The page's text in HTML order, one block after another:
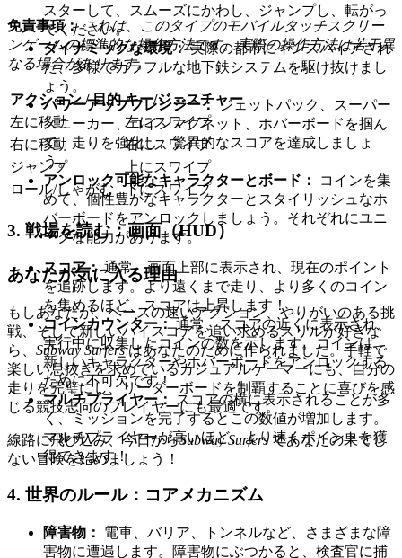
スターして、スムーズにかわし、ジャンプし、転がっ
てください。
ダイナミックな環境：実際の都市にインスパイアされ
た、多様でカラフルな地下鉄システムを駆け抜けまし
ょう。
パワーアップフレンジー：ジェットパック、スーパー
スニーカー、コインマグネット、ホバーボードを掴ん
で、走りを強化し、驚異的なスコアを達成しましょ
う。
アンロック可能なキャラクターとボード：
コインを集
めて、個性豊かなキャラクターとスタイリッシュなホ
バーボードをアンロックしましょう。それぞれにユニ
ークな能力があります。
あなたが気に入る理由
もしあなたが、ペースの速いアクション、やりがいのある挑
戦、そして新しいハイスコアを追い求めるスリルが好きな
ら、 Subway Surfersはあなたのために作られました。手軽で
楽しい息抜きを求めているカジュアルゲーマーにも、自分の
走りを完璧にし、リーダーボードを制覇することに喜びを感
じる競技志向のプレイヤーにも最適です。
線路に飛び込み、今日からSubway Surfersであなたの果てし
ない冒険を始めましょう！
免責事項： これは、このタイプのモバイルタッチスクリー
ンゲームの標準的な操作方法です。実際の操作方法は若干異
なる場合があります。
アクション / 目的 キー/ジェスチャー
左に移動
左にスワイプ
右に移動
右にスワイプ
ジャンプ
上にスワイプ
ロール/しゃがむ
下にスワイプ
3. 戦場を読む：画面（HUD）
スコア：通常、画面上部に表示され、現在のポイント
を追跡します。より遠くまで走り、より多くのコイン
を集めるほど、スコアは上昇します！
コインカウンター：通常、スコアの近くに表示され、
実行中に収集したコインの数を示します。コインは、
新しいキャラクターやホバーボードをアンロックする
ために不可欠です！
マルチプライヤー：
スコアの横に表示されることが多
く、ミッションを完了するとこの数値が増加します。
マルチプライヤーが高いほど、より速くポイントを獲
得できます！
4. 世界のルール：コアメカニズム
障害物：
電車、バリア、トンネルなど、さまざまな障
害物に遭遇します。障害物にぶつかると、検査官に捕